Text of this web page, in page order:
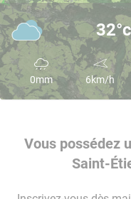
32°c
0mm 6km/h
Vous possédez
Saint-